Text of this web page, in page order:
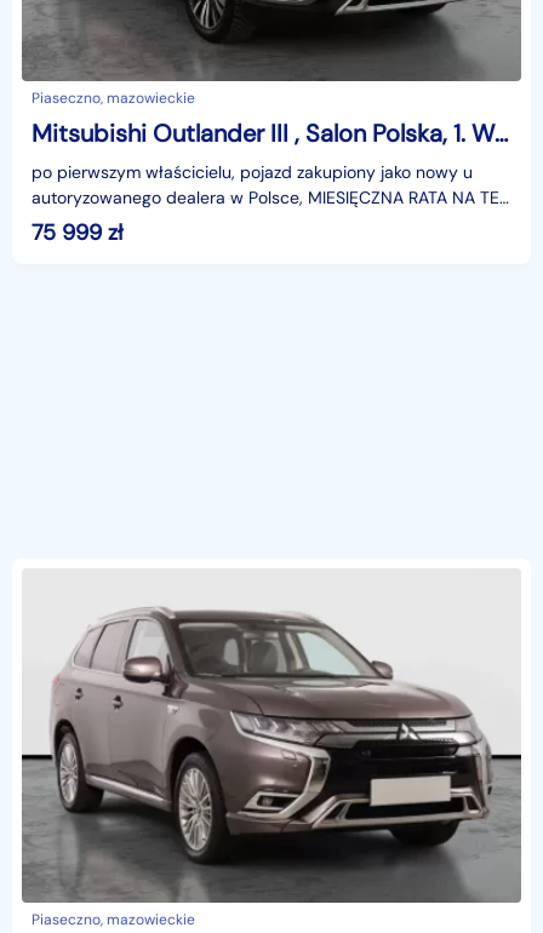
Piaseczno, mazowieckie
Mitsubishi Outlander III , Salon Polska, 1. Właściciel, Serwis ASO, Automat,
po pierwszym właścicielu, pojazd zakupiony jako nowy u
autoryzowanego dealera w Polsce, MIESIĘCZNA RATA NA TEN
SAMOCHÓD JUŻ OD 452 PLN*Podana w ogłoszeniu loka
75 999 zł
Piaseczno, mazowieckie